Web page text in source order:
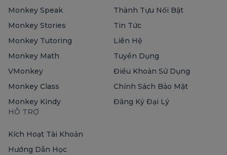
Monkey Speak
Monkey Stories
Monkey Tutoring
Monkey Math
VMonkey
Monkey Class
Monkey Kindy
Thành Tựu Nổi Bật
Tin Tức
Liên Hệ
Tuyển Dụng
Điều Khoản Sử Dụng
Chính Sách Bảo Mật
Đăng Ký Đại Lý
HỖ TRỢ
Kích Hoạt Tài Khoản
Hướng Dẫn Học